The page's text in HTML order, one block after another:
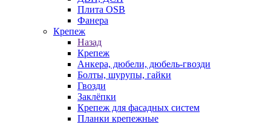
Плита OSB
Фанера
Крепеж
Назад
Крепеж
Анкера, дюбели, дюбель-гвозди
Болты, шурупы, гайки
Гвозди
Заклёпки
Крепеж для фасадных систем
Планки крепежные